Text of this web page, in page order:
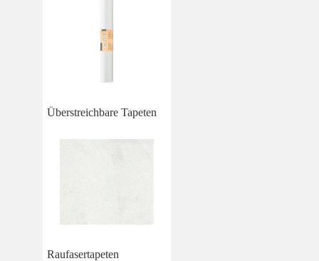
Überstreichbare Tapeten
Raufasertapeten